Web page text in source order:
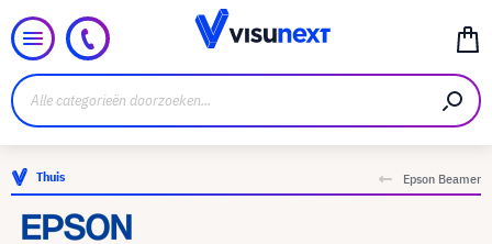
Thuis Epson Beamer